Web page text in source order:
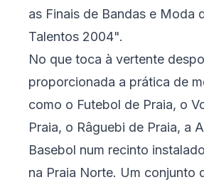
as Finais de Bandas e Moda
Talentos 2004".
No que toca à vertente
proporcionada a prática de
como o Futebol de Praia, o
Praia, o Râguebi de Praia, a
Basebol num recinto
na Praia Norte. Um conjunto